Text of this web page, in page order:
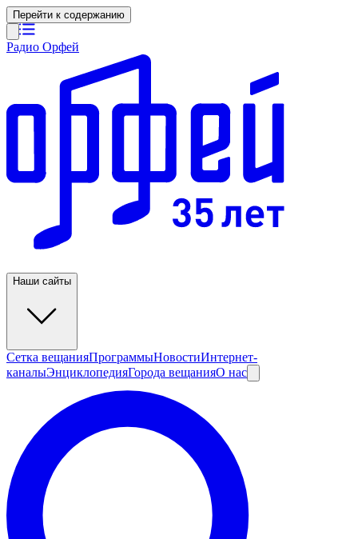
Перейти к содержанию
Радио Орфей
Наши сайты
Сетка вещанияПрограммыНовостиИнтернет-
каналыЭнциклопедияГорода вещанияО нас